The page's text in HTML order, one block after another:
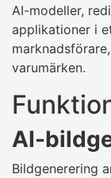
AI-modeller,
applikationer i
varumärken.
AI-
Bildgenerering